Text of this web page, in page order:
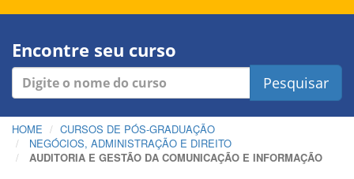
Encontre seu curso
Pesquisar
HOME
CURSOS DE PÓS-GRADUAÇÃO
NEGÓCIOS, ADMINISTRAÇÃO E DIREITO
AUDITORIA E GESTÃO DA COMUNICAÇÃO E INFORMAÇÃO